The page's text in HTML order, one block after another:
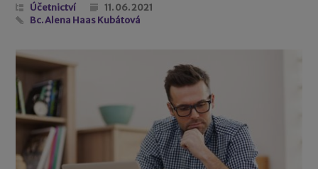
Účetnictví
11. 06. 2021
Bc. Alena Haas Kubátová